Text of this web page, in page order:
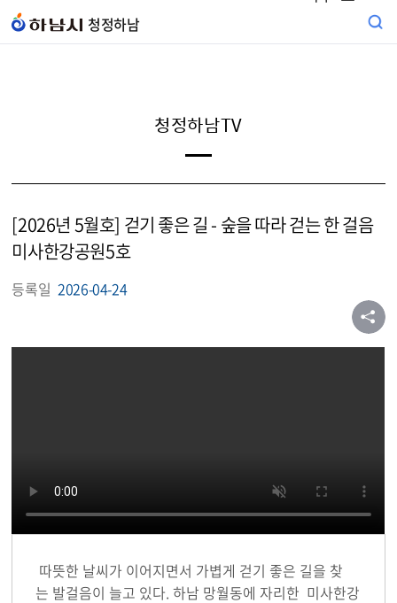
청정하남
청정하남TV
[2026년 5월호] 걷기 좋은 길 - 숲을 따라 걷는 한 걸음
미사한강공원5호
등록일 2026-04-24